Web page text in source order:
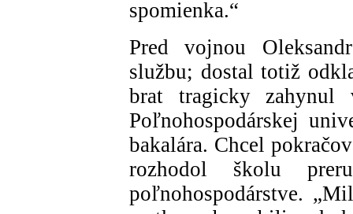
spomienka.“
Pred vojnou
službu; dostal totiž
brat tragicky
Poľnohospodárskej
bakalára. Chcel
rozhodol školu
poľnohospodárstve.